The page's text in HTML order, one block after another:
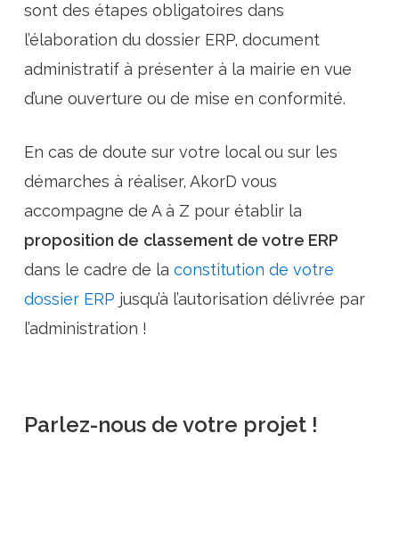
sont des étapes obligatoires dans
l’élaboration du dossier ERP, document
administratif à présenter à la mairie en vue
d’une ouverture ou de mise en conformité.
En cas de doute sur votre local ou sur les
démarches à réaliser, AkorD vous
accompagne de A à Z pour établir la
proposition de classement de votre ERP
dans le cadre de la constitution de votre
dossier ERP jusqu’à l’autorisation délivrée par
l’administration !
Parlez-nous de votre projet !